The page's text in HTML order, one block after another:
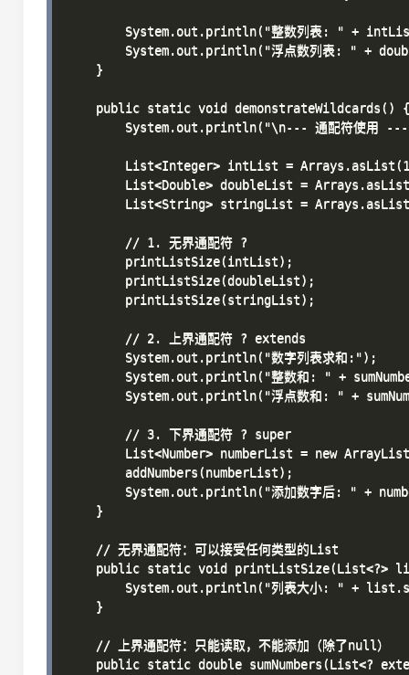
System.out.println("整数列表: " +
System.out.println("浮点数列表: " +
    }
    public static void demonstrateWildcards() {
System.out.println("\n--- 通配符使用
List<Integer> intList =
List<Double> doubleList =
List<String> stringList =
        // 1. 无界通配符 ?
        printListSize(intList);
        printListSize(doubleList);
        printListSize(stringList);
        // 2. 上界通配符 ? extends
        System.out.println("数字列表求和:");
System.out.println("整数和: " +
System.out.println("浮点数和: " +
        // 3. 下界通配符 ? super
List<Number> numberList = new
        addNumbers(numberList);
System.out.println("添加数字后: " +
    }
    // 无界通配符：可以接受任何类型的List
public static void printListSize(List<?>
System.out.println("列表大小: " +
    }
    // 上界通配符：只能读取，不能添加（除了null）
public static double sumNumbers(List<?